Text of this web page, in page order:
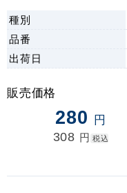
種別
品番
出荷日
販売価格
280 円
308 円 税込